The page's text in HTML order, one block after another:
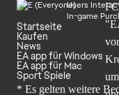
Users
In-game
Startseite
Kaufen
News
EA app für Windows
EA app für Mac
Sport Spiele
* Es gelten weitere